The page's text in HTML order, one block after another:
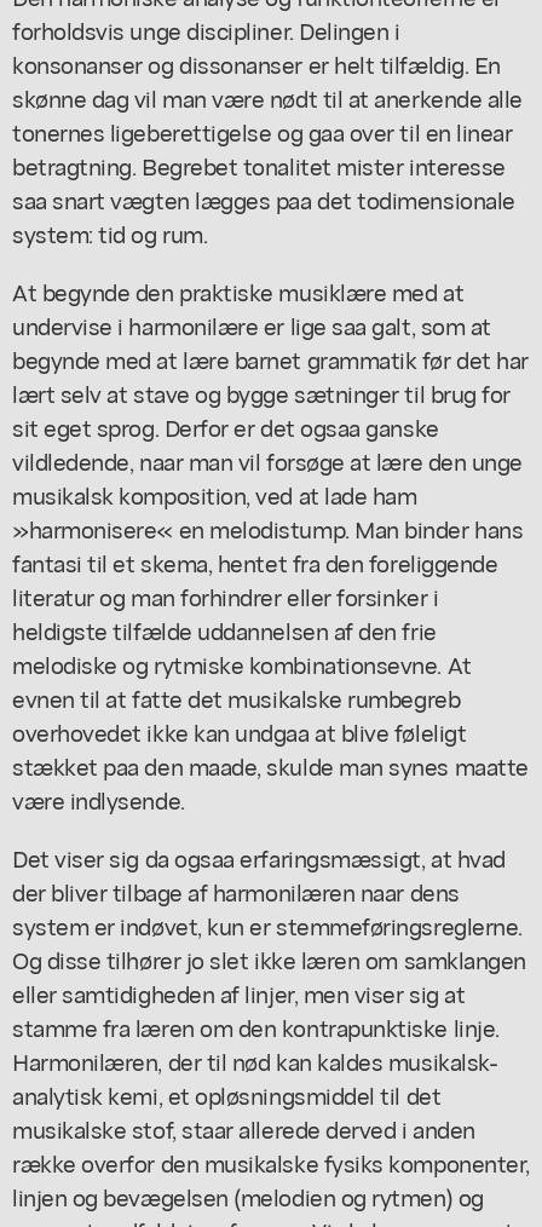
forholdsvis unge discipliner. Delingen i
konsonanser og dissonanser er helt tilfældig. En
skønne dag vil man være nødt til at anerkende alle
tonernes ligeberettigelse og gaa over til en linear
betragtning. Begrebet tonalitet mister interesse
saa snart vægten lægges paa det todimensionale
system: tid og rum.
At begynde den praktiske musiklære med at
undervise i harmonilære er lige saa galt, som at
begynde med at lære barnet grammatik før det har
lært selv at stave og bygge sætninger til brug for
sit eget sprog. Derfor er det ogsaa ganske
vildledende, naar man vil forsøge at lære den unge
musikalsk komposition, ved at lade ham
»harmonisere« en melodistump. Man binder hans
fantasi til et skema, hentet fra den foreliggende
literatur og man forhindrer eller forsinker i
heldigste tilfælde uddannelsen af den frie
melodiske og rytmiske kombinationsevne. At
evnen til at fatte det musikalske rumbegreb
overhovedet ikke kan undgaa at blive føleligt
stækket paa den maade, skulde man synes maatte
være indlysende.
Det viser sig da ogsaa erfaringsmæssigt, at hvad
der bliver tilbage af harmonilæren naar dens
system er indøvet, kun er stemmeføringsreglerne.
Og disse tilhører jo slet ikke læren om samklangen
eller samtidigheden af linjer, men viser sig at
stamme fra læren om den kontrapunktiske linje.
Harmonilæren, der til nød kan kaldes musikalsk-
analytisk kemi, et opløsningsmiddel til det
musikalske stof, staar allerede derved i anden
række overfor den musikalske fysiks komponenter,
linjen og bevægelsen (melodien og rytmen) og